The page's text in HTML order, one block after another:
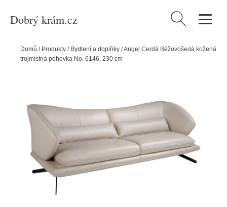
Dobrý krám.cz Vyhledávání
Domů / Produkty / Bydlení a doplňky /Angel Cerdá Béžovošedá kožená
trojmístná pohovka No. 6146, 230 cm